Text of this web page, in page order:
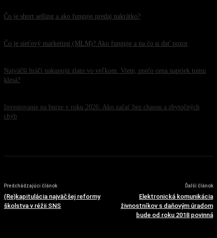
Čo je short selling a ako funguje predaj nakrátko?
Čo je sieťový marketing (MLM)? Ako funguje a na čo si dať pozor
Najväčší hráči nakupujú zlato vo veľkom. Viete, prečo cena napriek tomu
klesá?
Investovanie na burze v roku 2026: Ako začať bez chaosu a zbytočných
chýb
Predchádzajúci článok
(Re)kapitulácia najväčšej reformy
školstva v réžii SNS
Ďalší článok
Elektronická komunikácia
živnostníkov s daňovým úradom
bude od roku 2018 povinná